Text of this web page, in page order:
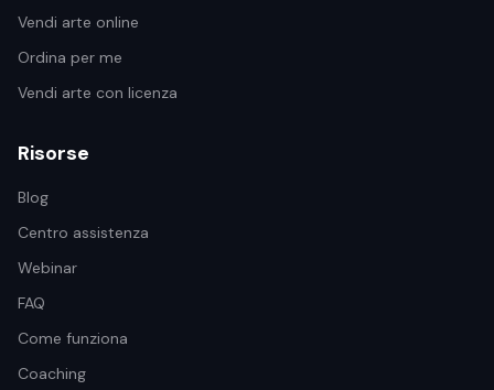
Vendi arte online
Ordina per me
Vendi arte con licenza
Risorse
Blog
Centro assistenza
Webinar
FAQ
Come funziona
Coaching